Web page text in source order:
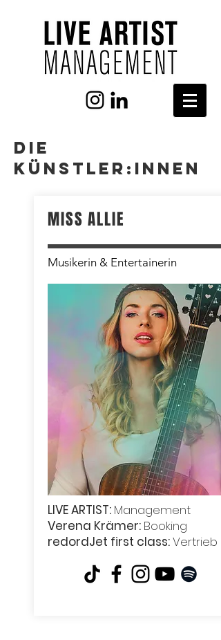
DIe
Künstler:innen
MISS ALLIE
Musikerin & Entertainerin
LIVE ARTIST: Management
Verena Krämer: Booking
redordJet first class:Vertrieb